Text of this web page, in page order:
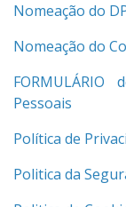
Nomeação do
Nomeação do
Pessoais
Política de
Politica da